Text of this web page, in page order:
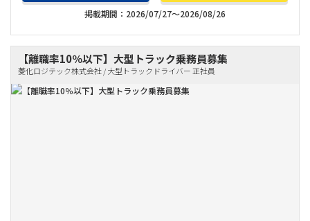
掲載期間：2026/07/27～2026/08/26
【離職率10％以下】大型トラック乗務員募集
菱化ロジテック株式会社 / 大型トラックドライバー 正社員